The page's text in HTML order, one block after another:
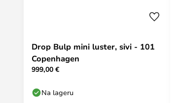
Drop Bulp mini luster, sivi - 101
Copenhagen
999,00 €
Na lageru